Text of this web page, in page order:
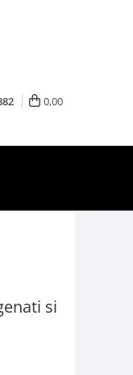
0,00
si